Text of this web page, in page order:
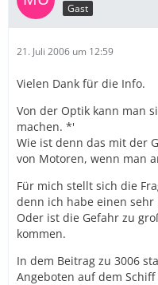
Gast
21. Juli 2006 um 12:59
Vielen Dank für die Info.
Von der Optik kann man
machen. *'
Wie ist denn das mit der
von Motoren, wenn man
Für mich stellt sich die
denn ich habe einen sehr
Oder ist die Gefahr zu
kommen.
In dem Beitrag zu 3006
Angeboten auf dem